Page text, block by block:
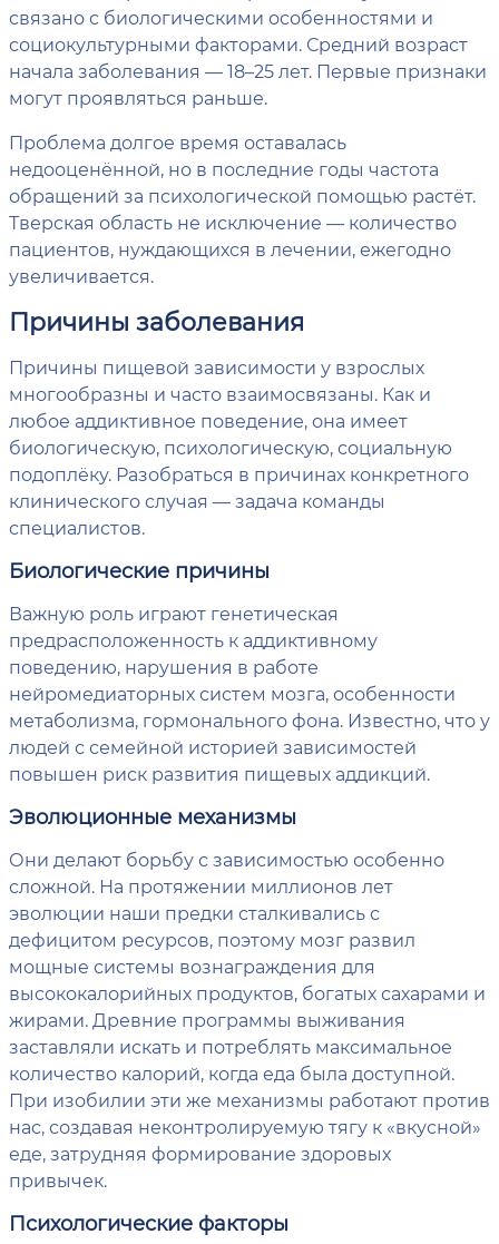
связано с биологическими особенностями и
социокультурными факторами. Средний возраст
начала заболевания — 18–25 лет. Первые признаки
могут проявляться раньше.
Проблема долгое время оставалась
недооценённой, но в последние годы частота
обращений за психологической помощью растёт.
Тверская область не исключение — количество
пациентов, нуждающихся в лечении, ежегодно
увеличивается.
Причины заболевания
Причины пищевой зависимости у взрослых
многообразны и часто взаимосвязаны. Как и
любое аддиктивное поведение, она имеет
биологическую, психологическую, социальную
подоплёку. Разобраться в причинах конкретного
клинического случая — задача команды
специалистов.
Биологические причины
Важную роль играют генетическая
предрасположенность к аддиктивному
поведению, нарушения в работе
нейромедиаторных систем мозга, особенности
метаболизма, гормонального фона. Известно, что у
людей с семейной историей зависимостей
повышен риск развития пищевых аддикций.
Эволюционные механизмы
Они делают борьбу с зависимостью особенно
сложной. На протяжении миллионов лет
эволюции наши предки сталкивались с
дефицитом ресурсов, поэтому мозг развил
мощные системы вознаграждения для
высококалорийных продуктов, богатых сахарами и
жирами. Древние программы выживания
заставляли искать и потреблять максимальное
количество калорий, когда еда была доступной.
При изобилии эти же механизмы работают против
нас, создавая неконтролируемую тягу к «вкусной»
еде, затрудняя формирование здоровых
привычек.
Психологические факторы